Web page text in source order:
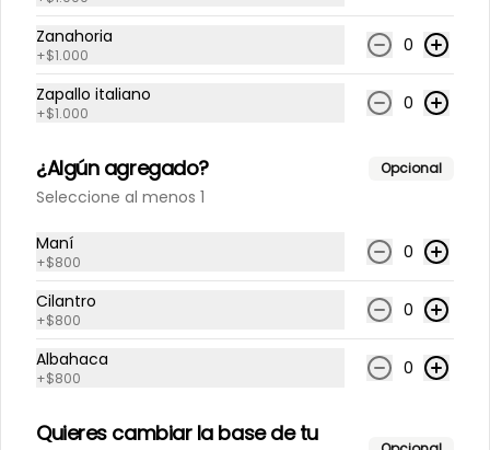
Limonada Albahaca
jengibre
500 cc
$3.800
Limonada Menta jengibre
500 cc
$3.800
Limonada Piña albahaca
Zanahoria
+$1.000 0
Zapallo italiano
+$1.000 0
¿Algún agregado? Opcional
Seleccione al menos 1
Maní
+$800 0
Cilantro
+$800 0
Albahaca
+$800 0
Quieres cambiar la base de tu